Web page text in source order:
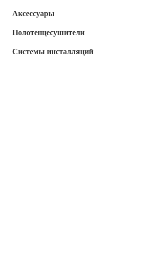
Аксессуары
Полотенцесушители
Системы инсталляций